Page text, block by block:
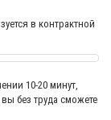
в контрактной
10-20 минут,
без труда сможете